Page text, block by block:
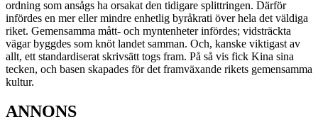
ordning som ansågs ha orsakat den tidigare splittringen. Därför
infördes en mer eller mindre enhetlig byråkrati över hela det väldiga
riket. Gemensamma mått- och myntenheter infördes; vidsträckta
vägar byggdes som knöt landet samman. Och, kanske viktigast av
allt, ett standardiserat skrivsätt togs fram. På så vis fick Kina sina
tecken, och basen skapades för det framväxande rikets gemensamma
kultur.
ANNONS